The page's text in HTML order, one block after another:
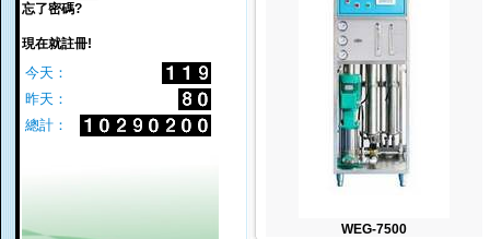
忘了密碼?
現在就註冊!
今天：
昨天：
總計：
WEG-7500